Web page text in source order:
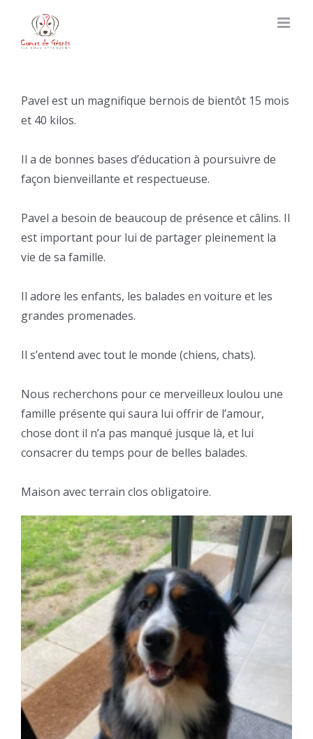
content
Pavel est un magnifique bernois de bientôt 15 mois
et 40 kilos.
Il a de bonnes bases d’éducation à poursuivre de
façon bienveillante et respectueuse.
Pavel a besoin de beaucoup de présence et câlins. Il
est important pour lui de partager pleinement la
vie de sa famille.
Il adore les enfants, les balades en voiture et les
grandes promenades.
Il s’entend avec tout le monde (chiens, chats).
Nous recherchons pour ce merveilleux loulou une
famille présente qui saura lui offrir de l’amour,
chose dont il n’a pas manqué jusque là, et lui
consacrer du temps pour de belles balades.
Maison avec terrain clos obligatoire.